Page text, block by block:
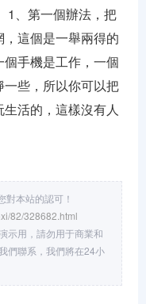
1、第一個辦法，把
這個是一舉兩得的
手機是工作，一個
些，所以你可以把
活的，這樣沒有人
本站的認可！
82/328682.html
示用，請勿用于商業和
們聯系，我們將在24小